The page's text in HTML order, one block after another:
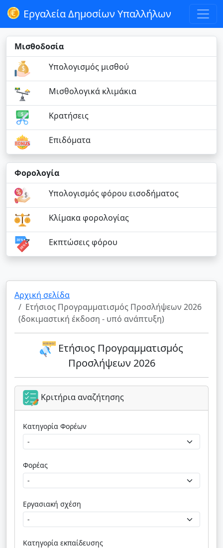
Εργαλεία Δημοσίων Υπαλλήλων
Μισθοδοσία
Υπολογισμός μισθού
Μισθολογικά κλιμάκια
Κρατήσεις
Επιδόματα
Φορολογία
Υπολογισμός φόρου εισοδήματος
Κλίμακα φορολογίας
Εκπτώσεις φόρου
Αρχική σελίδα
Ετήσιος Προγραμματισμός Προσλήψεων 2026
(δοκιμαστική έκδοση - υπό ανάπτυξη)
Ετήσιος Προγραμματισμός
Προσλήψεων 2026
Κριτήρια αναζήτησης
Κατηγορία Φορέων
Φορέας
Εργασιακή σχέση
Κατηγορία εκπαίδευσης